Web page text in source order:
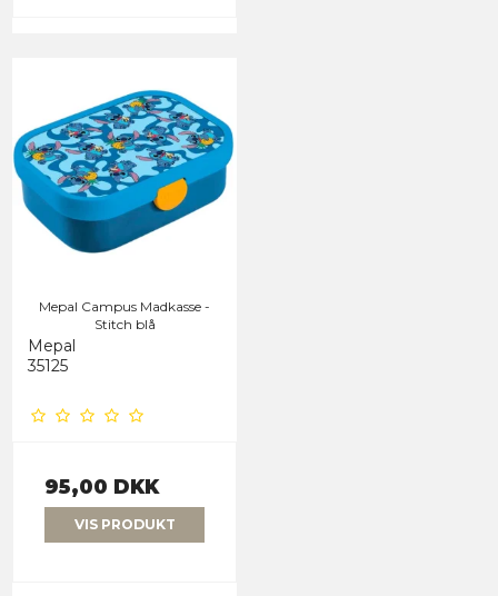
Mepal Campus Madkasse -
Stitch blå
Mepal
35125
95,00 DKK
VIS PRODUKT